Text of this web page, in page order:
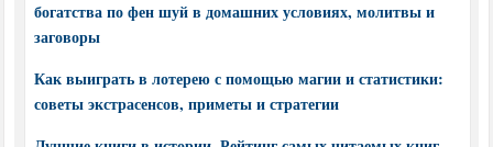
богатства по фен шуй в домашних условиях, молитвы и
заговоры
Как выиграть в лотерею с помощью магии и статистики:
советы экстрасенсов, приметы и стратегии